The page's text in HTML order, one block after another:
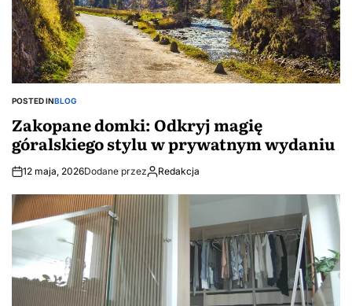
POSTED INBLOG
Zakopane domki: Odkryj magię
góralskiego stylu w prywatnym wydaniu
12 maja, 2026Dodane przez Redakcja